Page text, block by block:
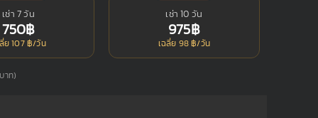
เช่า 7 วัน
750฿
ย 107 ฿/วัน
เช่า 10 วัน
975฿
เฉลี่ย 98 ฿/วัน
าท)